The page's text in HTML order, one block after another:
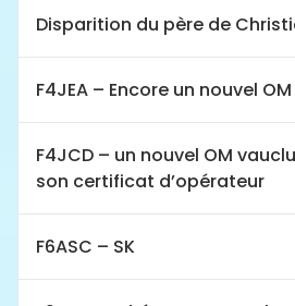
Disparition du père de
F4JEA – Encore un nouvel
F4JCD – un nouvel OM
son certificat d’opérateur
F6ASC – SK